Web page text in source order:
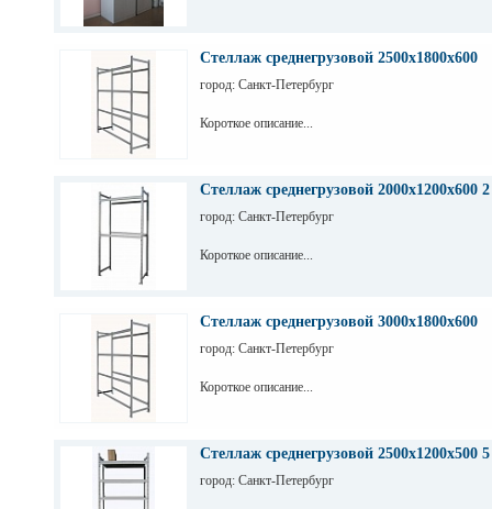
Стеллаж среднегрузовой 2500х1800х600
город: Санкт-Петербург
Короткое описание...
Стеллаж среднегрузовой 2000х1200х600
город: Санкт-Петербург
Короткое описание...
Стеллаж среднегрузовой 3000х1800х600
город: Санкт-Петербург
Короткое описание...
Стеллаж среднегрузовой 2500х1200х500
город: Санкт-Петербург